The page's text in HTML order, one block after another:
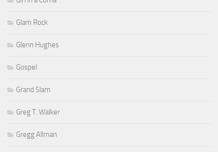
Glam Rock
Glenn Hughes
Gospel
Grand Slam
Greg T. Walker
Gregg Allman